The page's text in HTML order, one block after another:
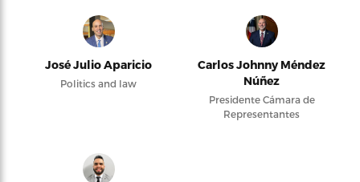
José Julio Aparicio
Politics and law
Carlos Johnny Méndez
Núñez
Presidente Cámara de
Representantes